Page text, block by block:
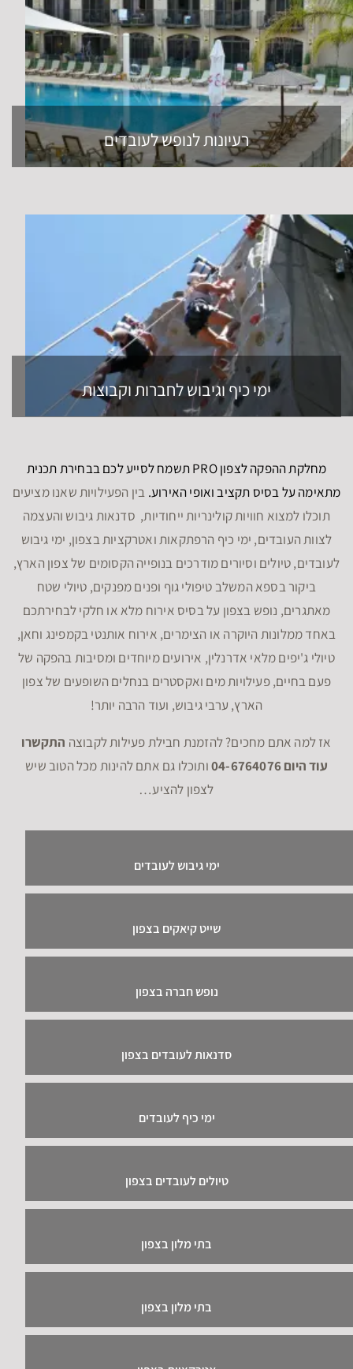
רעיונות לנופש לעובדים
ימי כיף וגיבוש לחברות וקבוצות
מחלקת ההפקה לצפון PRO תשמח לסייע לכם בבחירת תכנית
מתאימה על בסיס תקציב ואופי האירוע. בין הפעילויות שאנו מציעים
תוכלו למצוא חוויות קולינריות ייחודיות, סדנאות גיבוש והעצמה
לצוות העובדים, ימי כיף הרפתקאות ואטרקציות בצפון, ימי גיבוש
לעובדים, טיולים וסיורים מודרכים בנופייה הקסומים של צפון הארץ,
ביקור בספא המשלב טיפולי גוף ופנים מפנקים, טיולי שטח
מאתגרים, נופש בצפון על בסיס אירוח מלא או חלקי לבחירתכם
באחד ממלונות היוקרה או הצימרים, אירוח אותנטי בקמפינג וחאן,
טיולי ג'יפים מלאי אדרנלין, אירועים מיוחדים ומסיבות בהפקה של
פעם בחיים, פעילויות מים ואקסטרים בנחלים השופעים של צפון
הארץ, ערבי גיבוש, ועוד הרבה יותר!
אז למה אתם מחכים? להזמנת חבילת פעילות לקבוצה התקשרו
עוד היום 04-6764076
ותוכלו גם אתם להינות מכל הטוב שיש
לצפון להציע…
ימי גיבוש לעובדים
שייט קיאקים בצפון
נופש חברה בצפון
סדנאות לעובדים בצפון
ימי כיף לעובדים
טיולים לעובדים בצפון
בתי מלון בצפון
בתי מלון בצפון